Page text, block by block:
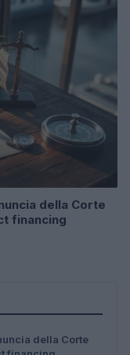
della Corte
financing
della Corte